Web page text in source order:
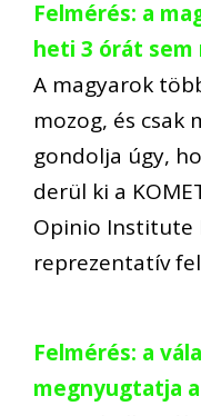
Felmérés: a
heti 3 órát sem
A magyarok
mozog, és
gondolja úgy,
derül ki a
Opinio Institute
reprezentatív
Felmérés: a
megnyugtatja